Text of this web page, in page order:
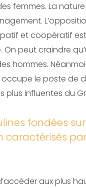
femmes. La
et coopératif est
peut craindre
hommes.
occupe le poste de
plus influentes du
fondées
caractérisés
aux plus